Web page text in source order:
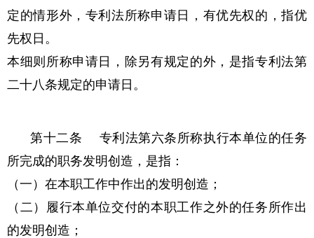
定的情形外，专利法所称申请日，有优先权的，指优
先权日。
本细则所称申请日，除另有规定的外，是指专利法第
二十八条规定的申请日。
第十二条 专利法第六条所称执行本单位的任务
所完成的职务发明创造，是指：
（一）在本职工作中作出的发明创造；
（二）履行本单位交付的本职工作之外的任务所作出
的发明创造；